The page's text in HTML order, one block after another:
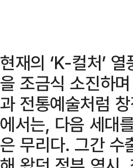
현재의 ‘K-컬처’
을 조금식 소진하
과 전통예술처럼
에서는, 다음 세대
은 무리다. 그간 수